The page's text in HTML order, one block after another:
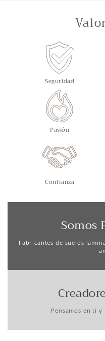
Seguridad
Pasión
Confianza
Somos
Fabricantes de suelos
Pensamos en ti y